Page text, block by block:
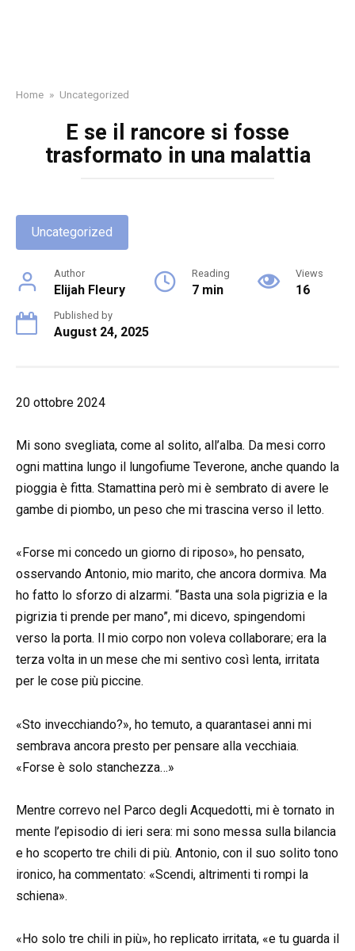
Home » Uncategorized
E se il rancore si fosse
trasformato in una malattia
Uncategorized
Author
Elijah Fleury
Reading
7 min
Views
16
Published by
August 24, 2025
20 ottobre 2024
Mi sono svegliata, come al solito, all’alba. Da mesi corro
ogni mattina lungo il lungofiume Teverone, anche quando la
pioggia è fitta. Stamattina però mi è sembrato di avere le
gambe di piombo, un peso che mi trascina verso il letto.
«Forse mi concedo un giorno di riposo», ho pensato,
osservando Antonio, mio marito, che ancora dormiva. Ma
ho fatto lo sforzo di alzarmi. “Basta una sola pigrizia e la
pigrizia ti prende per mano”, mi dicevo, spingendomi
verso la porta. Il mio corpo non voleva collaborare; era la
terza volta in un mese che mi sentivo così lenta, irritata
per le cose più piccine.
«Sto invecchiando?», ho temuto, a quarantasei anni mi
sembrava ancora presto per pensare alla vecchiaia.
«Forse è solo stanchezza…»
Mentre correvo nel Parco degli Acquedotti, mi è tornato in
mente l’episodio di ieri sera: mi sono messa sulla bilancia
e ho scoperto tre chili di più. Antonio, con il suo solito tono
ironico, ha commentato: «Scendi, altrimenti ti rompi la
schiena».
«Ho solo tre chili in più», ho replicato irritata, «e tu guarda il